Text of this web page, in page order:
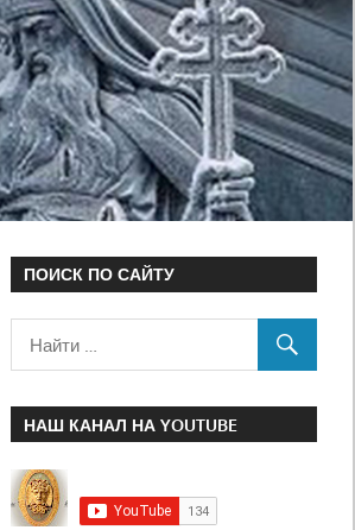
ПОИСК ПО САЙТУ
НАШ КАНАЛ НА YOUTUBE